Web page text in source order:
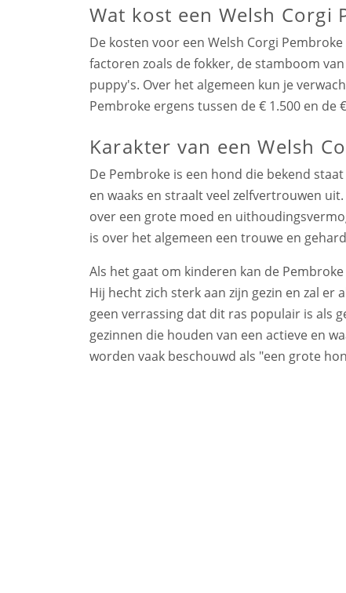
Wat kost een Welsh Corgi
De kosten voor een Welsh Corgi
factoren zoals de fokker, de stamboom
puppy's. Over het algemeen kun je
Pembroke ergens tussen de € 1.500 en de
Karakter van een Welsh
De Pembroke is een hond die bekend
en waaks en straalt veel zelfvertrouwen
over een grote moed en
is over het algemeen een trouwe en
Als het gaat om kinderen kan de
Hij hecht zich sterk aan zijn gezin en zal
geen verrassing dat dit ras populair is als
gezinnen die houden van een actieve en
worden vaak beschouwd als "een grote